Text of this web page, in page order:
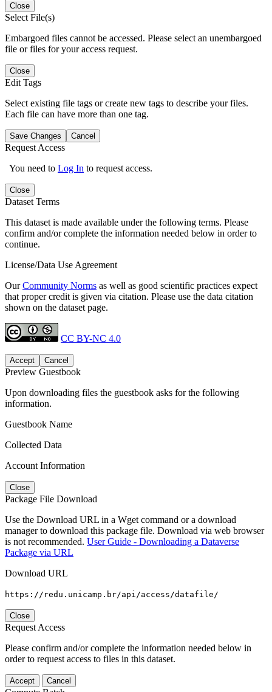
Close
Select File(s)
Embargoed files cannot be accessed. Please select an unembargoed
file or files for your access request.
Close
Edit Tags
Select existing file tags or create new tags to describe your files.
Each file can have more than one tag.
Save Changes Cancel
Request Access
You need to Log In to request access.
Close
Dataset Terms
This dataset is made available under the following terms. Please
confirm and/or complete the information needed below in order to
continue.
License/Data Use Agreement
OurCommunity Norms as well as good scientific practices expect
that proper credit is given via citation. Please use the data citation
shown on the dataset page.
CC BY-NC 4.0
Accept Cancel
Preview Guestbook
Upon downloading files the guestbook asks for the following
information.
Guestbook Name
Collected Data
Account Information
Close
Package File Download
Use the Download URL in a Wget command or a download
manager to download this package file. Download via web browser
is not recommended. User Guide - Downloading a Dataverse
Package via URL
Download URL
https://redu.unicamp.br/api/access/datafile/
Close
Request Access
Please confirm and/or complete the information needed below in
order to request access to files in this dataset.
Accept Cancel